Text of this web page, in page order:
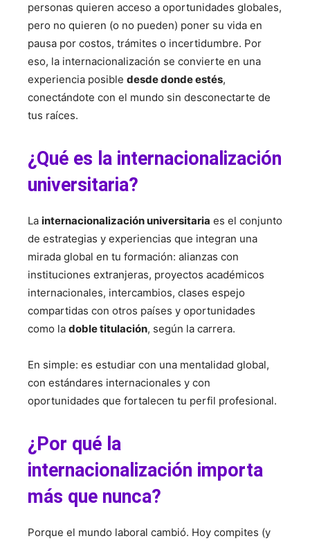
personas quieren acceso a oportunidades globales,
pero no quieren (o no pueden) poner su vida en
pausa por costos, trámites o incertidumbre. Por
eso, la internacionalización se convierte en una
experiencia posible desde donde estés,
conectándote con el mundo sin desconectarte de
tus raíces.
¿Qué es la internacionalización
universitaria?
La internacionalización universitaria es el conjunto
de estrategias y experiencias que integran una
mirada global en tu formación: alianzas con
instituciones extranjeras, proyectos académicos
internacionales, intercambios, clases espejo
compartidas con otros países y oportunidades
como la doble titulación, según la carrera.
En simple: es estudiar con una mentalidad global,
con estándares internacionales y con
oportunidades que fortalecen tu perfil profesional.
¿Por qué la
internacionalización importa
más que nunca?
Porque el mundo laboral cambió. Hoy compites (y